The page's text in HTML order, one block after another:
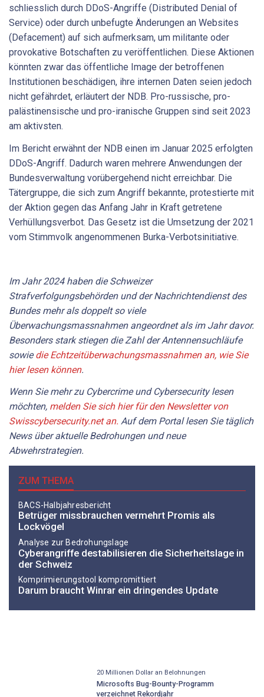
schliesslich durch DDoS-Angriffe (Distributed Denial of
Service) oder durch unbefugte Änderungen an Websites
(Defacement) auf sich aufmerksam, um militante oder
provokative Botschaften zu veröffentlichen. Diese Aktionen
könnten zwar das öffentliche Image der betroffenen
Institutionen beschädigen, ihre internen Daten seien jedoch
nicht gefährdet, erläutert der NDB. Pro-russische, pro-
palästinensische und pro-iranische Gruppen sind seit 2023
am aktivsten.
Im Bericht erwähnt der NDB einen im Januar 2025 erfolgten
DDoS-Angriff. Dadurch waren mehrere Anwendungen der
Bundesverwaltung vorübergehend nicht erreichbar. Die
Tätergruppe, die sich zum Angriff bekannte, protestierte mit
der Aktion gegen das Anfang Jahr in Kraft getretene
Verhüllungsverbot. Das Gesetz ist die Umsetzung der 2021
vom Stimmvolk angenommenen Burka-Verbotsinitiative.
Im Jahr 2024 haben die Schweizer
Strafverfolgungsbehörden und der Nachrichtendienst des
Bundes mehr als doppelt so viele
Überwachungsmassnahmen angeordnet als im Jahr davor.
Besonders stark stiegen die Zahl der Antennensuchläufe
sowiedie Echtzeitüberwachungsmassnahmen an, wie Sie
hier lesen können.
Wenn Sie mehr zu Cybercrime und Cybersecurity lesen
möchten, melden Sie sich hier für den Newsletter von
Swisscybersecurity.net an. Auf dem Portal lesen Sie täglich
News über aktuelle Bedrohungen und neue
Abwehrstrategien.
ZUM THEMA
BACS-Halbjahresbericht
Betrüger missbrauchen vermehrt Promis als
Lockvögel
Analyse zur Bedrohungslage
Cyberangriffe destabilisieren die Sicherheitslage in
der Schweiz
Komprimierungstool kompromittiert
Darum braucht Winrar ein dringendes Update
20 Millionen Dollar an Belohnungen
Microsofts Bug-Bounty-Programm
verzeichnet Rekordjahr